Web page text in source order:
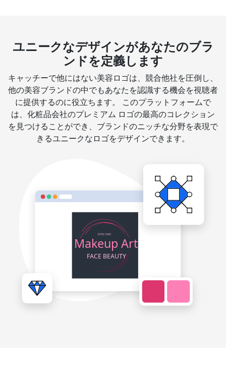
ユニークなデザインがあなたのブラ
ンドを定義します
キャッチーで他にはない美容ロゴは、競合他社を圧倒し、
他の美容ブランドの中でもあなたを認識する機会を視聴者
に提供するのに役立ちます。 このプラットフォームで
は、化粧品会社のプレミアム ロゴの最高のコレクション
を見つけることができ、ブランドのニッチな分野を表現で
きるユニークなロゴをデザインできます。